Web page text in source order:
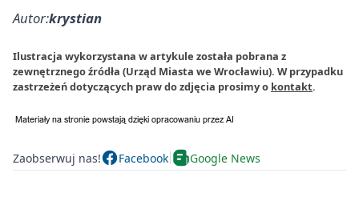
Autor:krystian
Ilustracja wykorzystana w artykule została pobrana z
zewnętrznego źródła (Urząd Miasta we Wrocławiu). W przypadku
zastrzeżeń dotyczących praw do zdjęcia prosimy o kontakt.
Zaobserwuj nas! Facebook Google News